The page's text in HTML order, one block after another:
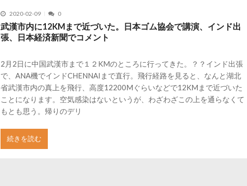
2020-02-09 0
武漢市内に12KMまで近づいた。日本ゴム協会で講演、インド出
張、日本経済新聞でコメント
2月2日に中国武漢市まで１２KMのところに行ってきた。？？インド出張
で、ANA機でインドCHENNAIまで直行。飛行経路を見ると、なんと湖北
省武漢市内の真上を飛行、高度12200Mぐらいなどで12KMまで近づいた
ことになります。空気感染はないというが、わざわざこの上を通らなくて
もとも思う。帰りのデリ
続きを読む